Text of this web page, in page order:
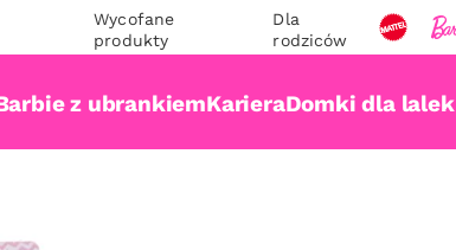
Wycofane
produkty
Dla
rodziców
z ubrankiemKarieraDomki dla lalek